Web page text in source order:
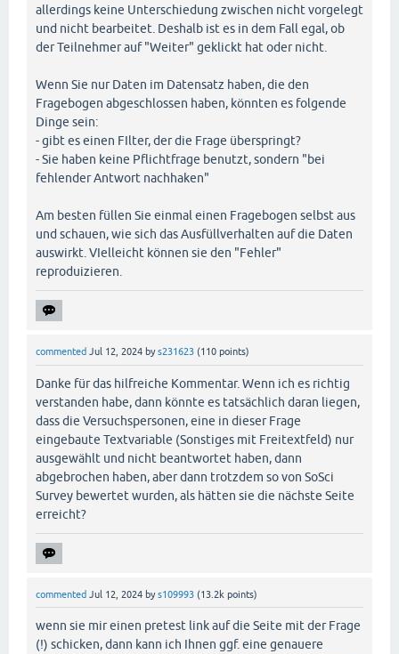
allerdings keine Unterschiedung zwischen nicht vorgelegt
und nicht bearbeitet. Deshalb ist es in dem Fall egal, ob
der Teilnehmer auf "Weiter" geklickt hat oder nicht.
Wenn Sie nur Daten im Datensatz haben, die den
Fragebogen abgeschlossen haben, könnten es folgende
Dinge sein:
- gibt es einen FIlter, der die Frage überspringt?
- Sie haben keine Pflichtfrage benutzt, sondern "bei
fehlender Antwort nachhaken"
Am besten füllen Sie einmal einen Fragebogen selbst aus
und schauen, wie sich das Ausfüllverhalten auf die Daten
auswirkt. VIelleicht können sie den "Fehler"
reproduizieren.
commented Jul 12, 2024 bys231623 (110 points)
Danke für das hilfreiche Kommentar. Wenn ich es richtig
verstanden habe, dann könnte es tatsächlich daran liegen,
dass die Versuchspersonen, eine in dieser Frage
eingebaute Textvariable (Sonstiges mit Freitextfeld) nur
ausgewählt und nicht beantwortet haben, dann
abgebrochen haben, aber dann trotzdem so von SoSci
Survey bewertet wurden, als hätten sie die nächste Seite
erreicht?
commented Jul 12, 2024 bys109993 (13.2k points)
wenn sie mir einen pretest link auf die Seite mit der Frage
(!) schicken, dann kann ich Ihnen ggf. eine genauere